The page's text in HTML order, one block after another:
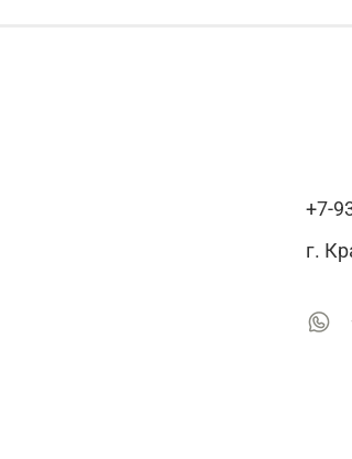
+7-
г.